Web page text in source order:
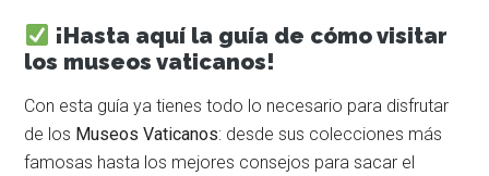
¡Hasta aquí la guía de cómo visitar
los museos vaticanos!
Con esta guía ya tienes todo lo necesario para disfrutar
de los Museos Vaticanos: desde sus colecciones más
famosas hasta los mejores consejos para sacar el